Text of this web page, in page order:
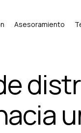
Asesoramiento